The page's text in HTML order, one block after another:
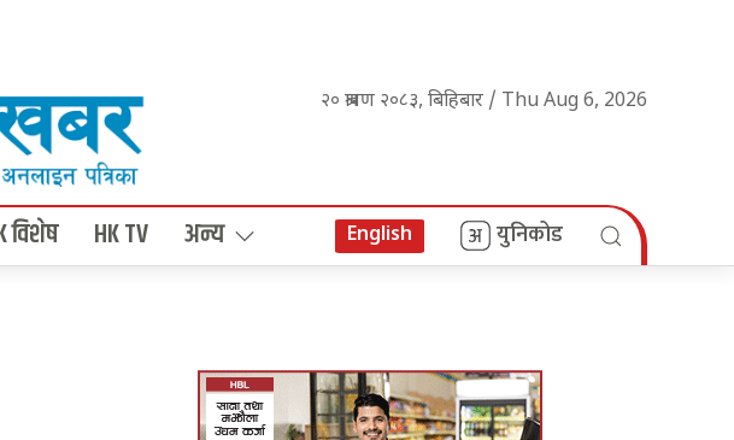
२० श्रावण २०८३, बिहिबार / Thu Aug 6, 2026
विशेष HK TV अन्य English युनिकोड